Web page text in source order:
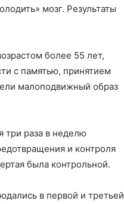
мозг. Результаты
более 55 лет,
с памятью, принятием
малоподвижный образ
три раза в неделю
и контроля
была контрольной.
в первой и третьей